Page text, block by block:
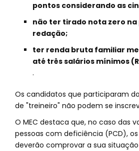
pontos considerando as
não ter tirado nota zero na
redação;
ter renda bruta familiar
até três salários mínimos
.
Os candidatos que participaram
de "treineiro" não podem se
O MEC destaca que, no caso das
pessoas com deficiência (PCD),
deverão comprovar a sua